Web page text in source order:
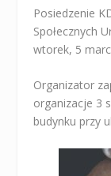
Posiedzenie
Społecznych
wtorek, 5
Organizator
organizacje 3
budynku przy